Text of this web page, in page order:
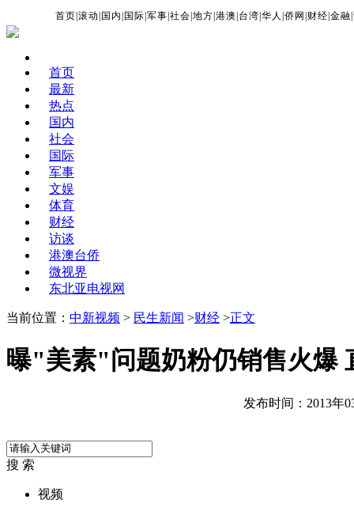
首页 |滚动 国内 国际 |军事 |社会 |地方 |港澳 台湾 |华人 |侨网 财经 |金融 |
首页
最新
热点
国内
社会
国际
军事
文娱
体育
财经
访谈
港澳台侨
微视界
东北亚电视网
当前位置： 中新视频 > 民生新闻 >财经 >正文
曝"美素"问题奶粉仍销售火爆
发布时间：2013年
搜 索
视频